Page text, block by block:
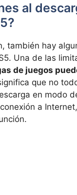
al
también hay
Una de las
de juegos
que no
en modo
a